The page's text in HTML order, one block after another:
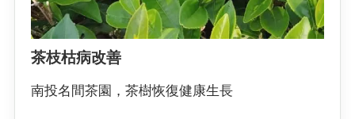
茶枝枯病改善
南投名間茶園，茶樹恢復健康生長